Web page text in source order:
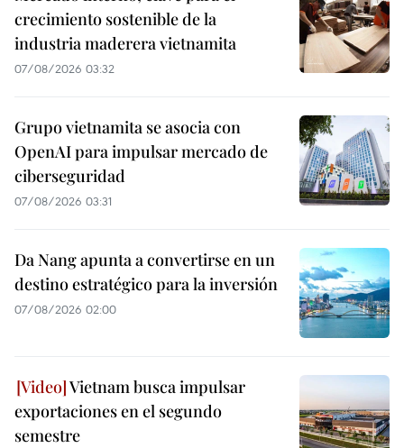
crecimiento sostenible de la
industria maderera vietnamita
07/08/2026 03:32
Grupo vietnamita se asocia con
OpenAI para impulsar mercado de
ciberseguridad
07/08/2026 03:31
Da Nang apunta a convertirse en un
destino estratégico para la inversión
07/08/2026 02:00
Vietnam busca impulsar
exportaciones en el segundo
semestre